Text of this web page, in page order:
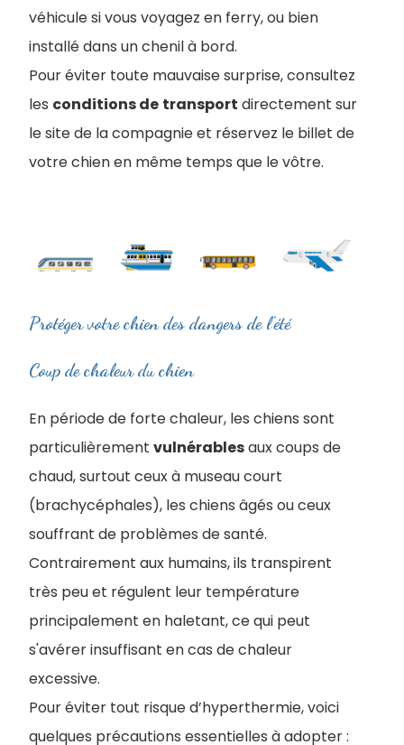
véhicule si vous voyagez en ferry, ou bien
installé dans un chenil à bord.
Pour éviter toute mauvaise surprise, consultez
les conditions de transport directement sur
le site de la compagnie et réservez le billet de
votre chien en même temps que le vôtre.
Protéger votre chien des dangers de l'été
Coup de chaleur du chien
En période de forte chaleur, les chiens sont
particulièrement vulnérablesaux coups de
chaud, surtout ceux à museau court
(brachycéphales), les chiens âgés ou ceux
souffrant de problèmes de santé.
Contrairement aux humains, ils transpirent
très peu et régulent leur température
principalement en haletant, ce qui peut
s'avérer insuffisant en cas de chaleur
excessive.
Pour éviter tout risque d’hyperthermie, voici
quelques précautions essentielles à adopter :